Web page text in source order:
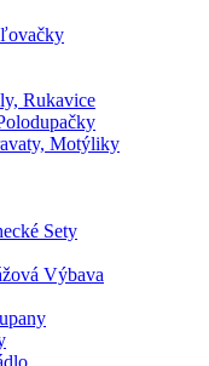
Rukavice
Motýliky
Sety
Výbava